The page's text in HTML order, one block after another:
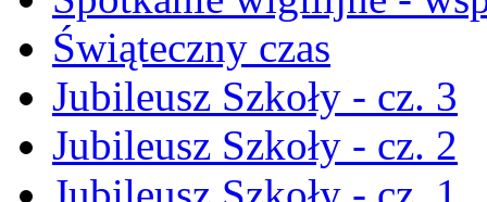
Świąteczny czas
Jubileusz Szkoły - cz. 3
Jubileusz Szkoły - cz. 2